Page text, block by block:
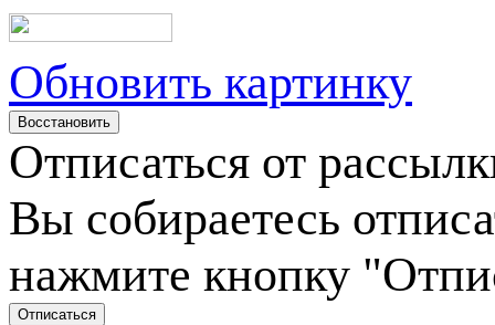
Обновить картинку
Отписаться от
Вы собираетесь
нажмите кнопку